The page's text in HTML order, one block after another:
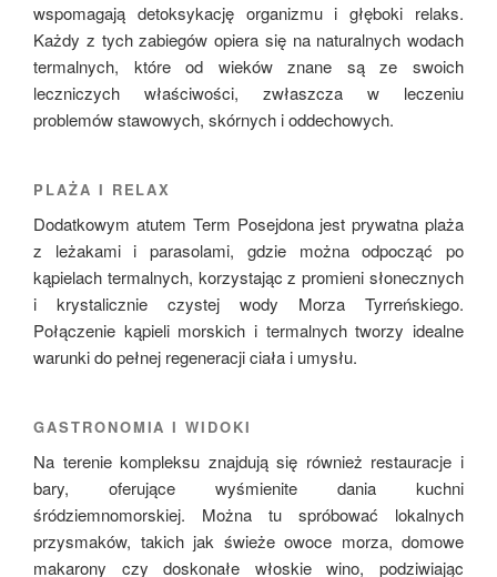
wspomagają detoksykację organizmu i głęboki relaks.
Każdy z tych zabiegów opiera się na naturalnych wodach
termalnych, które od wieków znane są ze swoich
leczniczych właściwości, zwłaszcza w leczeniu
problemów stawowych, skórnych i oddechowych.
PLAŻA I RELAX
Dodatkowym atutem Term Posejdona jest prywatna plaża
z leżakami i parasolami, gdzie można odpocząć po
kąpielach termalnych, korzystając z promieni słonecznych
i krystalicznie czystej wody Morza Tyrreńskiego.
Połączenie kąpieli morskich i termalnych tworzy idealne
warunki do pełnej regeneracji ciała i umysłu.
GASTRONOMIA I WIDOKI
Na terenie kompleksu znajdują się również restauracje i
bary, oferujące wyśmienite dania kuchni
śródziemnomorskiej. Można tu spróbować lokalnych
przysmaków, takich jak świeże owoce morza, domowe
makarony czy doskonałe włoskie wino, podziwiając